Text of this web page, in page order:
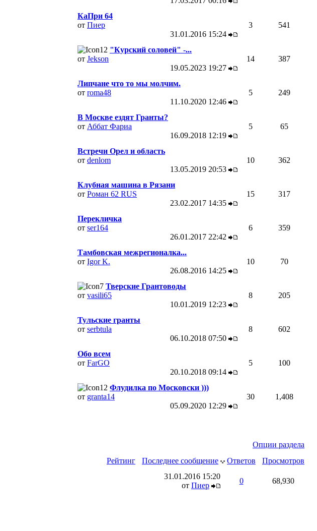
КаПри 64
от Пиер
31.01.2016 15:24
3 541
"Курский соловей" -...
от Jekson
19.05.2023 19:27
14 387
Липчане что то мы молчим.
от roma48
11.10.2020 12:46
5 249
В Москве ездят Гранты?
от Аббат Фариа
16.09.2018 12:19
5 65
Встречи Орел и область
от denlom
13.05.2019 20:53
10 362
Клубная машина в Рязани
от Роман 62 RUS
23.02.2017 14:35
15 317
Перекличка
от ser164
26.01.2017 22:42
6 359
Тамбовская межрегионалка...
от Igor K.
26.08.2016 14:25
10 70
Тверские Грантоводы
от vasili65
10.01.2019 12:23
8 205
Тульские гранты
от serbtula
06.10.2018 07:50
8 602
Обо всем
от FarGO
20.10.2018 09:14
5 100
Флудилка по Московски )))
от granta14
05.09.2020 12:29
30 1,408
Опции раздела
Рейтинг
Последнее сообщение Ответов
Просмотров
31.01.2016 15:20
от Пиер
0 68,930